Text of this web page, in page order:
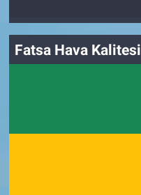
Fatsa Hava Kalitesi